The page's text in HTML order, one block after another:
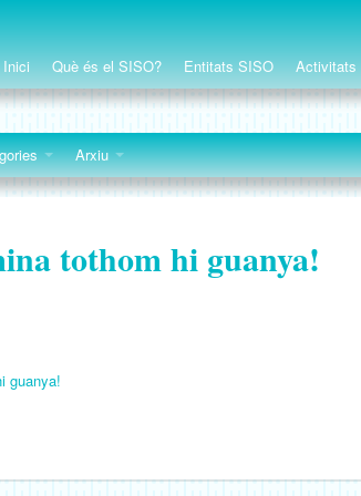
Inici Què és el SISO? Entitats SISO Activitats
Arxiu
tothom hi guanya!
guanya!